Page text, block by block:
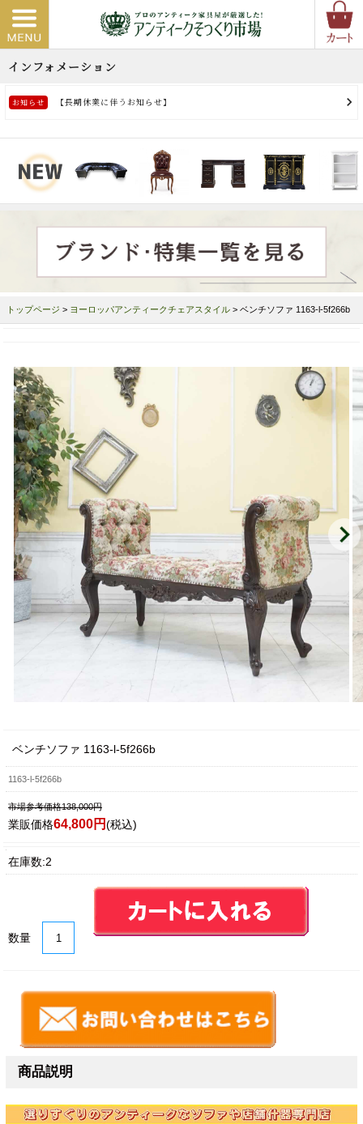
トップページ > ヨーロッパアンティークチェアスタイル > ベンチソファ 1163-l-5f266b
ベンチソファ 1163-l-5f266b
1163-l-5f266b
市場参考価格138,000円
業販価格64,800円(税込)
在庫数:2
数量
商品説明